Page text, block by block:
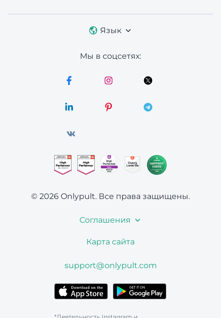
Язык
Мы в соцсетях:
© 2026 Onlypult. Все права защищены.
Соглашения
Карта сайта
support@onlypult.com